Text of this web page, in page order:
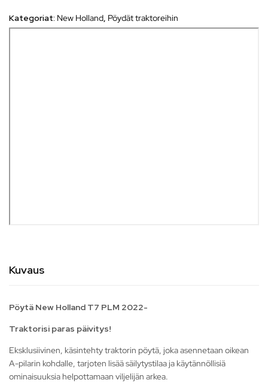
Kategoriat: New Holland, Pöydät traktoreihin
Kuvaus
Pöytä New Holland T7 PLM 2022-
Traktorisi paras päivitys!
Eksklusiivinen, käsintehty traktorin pöytä, joka asennetaan oikean
A-pilarin kohdalle, tarjoten lisää säilytystilaa ja käytännöllisiä
ominaisuuksia helpottamaan viljelijän arkea.